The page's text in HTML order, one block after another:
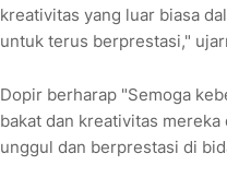
kreativitas yang luar biasa
untuk terus berprestasi,"
Dopir berharap "Semoga
bakat dan kreativitas
unggul dan berprestasi di